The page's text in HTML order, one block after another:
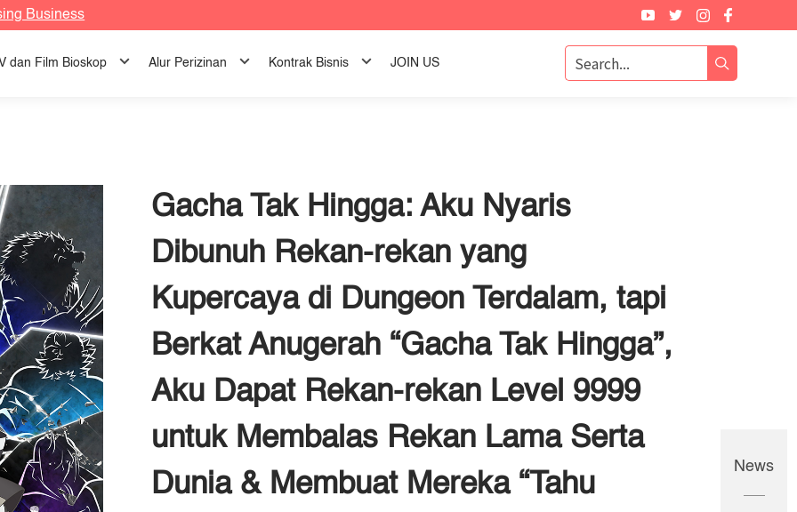
Business
dan Film Bioskop Alur Perizinan Kontrak Bisnis JOIN US
Gacha Tak Hingga: Aku Nyaris
Dibunuh Rekan-rekan yang
Kupercaya di Dungeon Terdalam, tapi
Berkat Anugerah “Gacha Tak Hingga”,
Aku Dapat Rekan-rekan Level 9999
untuk Membalas Rekan Lama Serta
Dunia & Membuat Mereka “Tahu
News